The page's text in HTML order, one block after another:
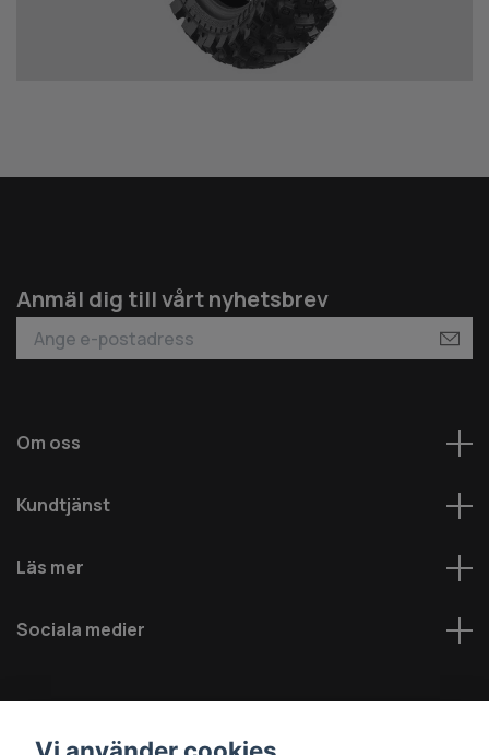
Anmäl dig till vårt nyhetsbrev
Om oss
Kundtjänst
Läs mer
Sociala medier